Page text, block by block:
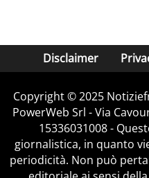
Disclaimer
Copyright © 2025
PowerWeb Srl - Via
15336031008 -
giornalistica, in quanto
periodicità. Non può